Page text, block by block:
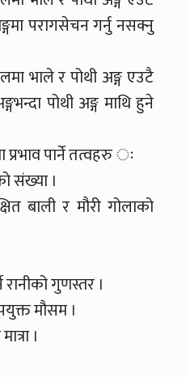
परागसेचन गर्नु नसक्नु
भाले र पोथी अङ्ग एउटै
पोथी अङ्ग माथि हुने
प्रभाव पार्ने तत्वहरु ः
संख्या ।
बाली र मौरी गोलाको
रानीको गुणस्तर ।
मौसम ।
।